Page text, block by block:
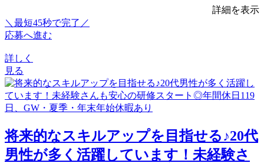
詳細を表示
＼最短45秒で完了／
応募へ進む
詳しく
見る
将来的なスキルアップを目指せる♪20代
男性が多く活躍しています！未経験さ